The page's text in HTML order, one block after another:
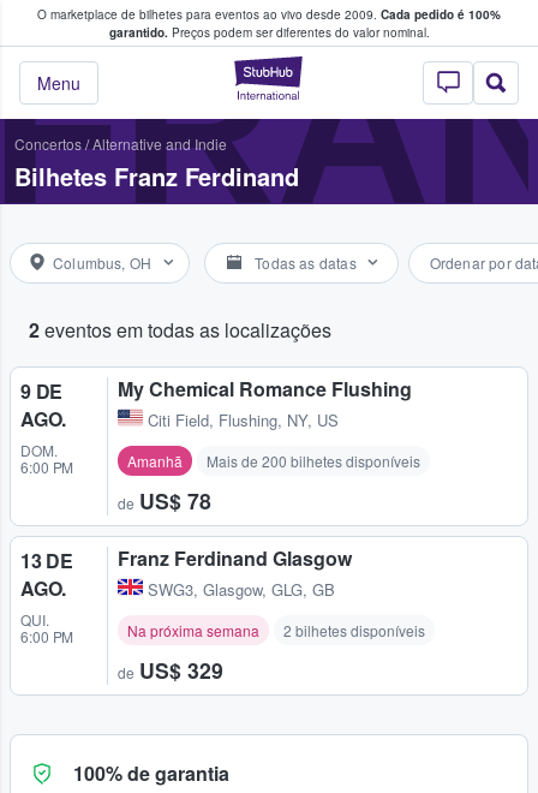
O marketplace de bilhetes para eventos ao vivo desde 2009. Cada pedido é 100%
garantido.Preços podem ser diferentes do valor nominal.
StubHub – onde
Menu
fãs compram e vendem bilhetes
Concertos/Alternative and Indie
Bilhetes Franz Ferdinand
Columbus, OH Todas as datas Ordenar por
2eventos em todas as localizações
9 DE
AGO.
DOM.
6:00 PM
My Chemical Romance Flushing
Citi Field, Flushing, NY, US
Amanhã Mais de 200 bilhetes disponíveis
de US$ 78
13 DE
AGO.
QUI.
6:00 PM
Franz Ferdinand Glasgow
SWG3, Glasgow, GLG, GB
Na próxima semana 2 bilhetes disponíveis
de US$ 329
100% de garantia